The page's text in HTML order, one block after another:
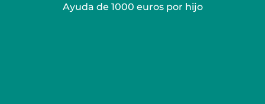
Ayuda de 1000 euros por hijo